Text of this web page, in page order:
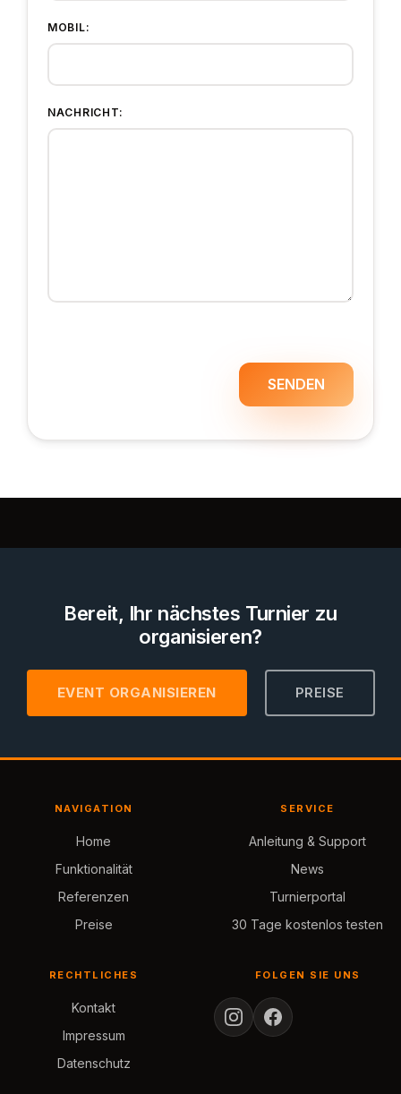
MOBIL:
NACHRICHT:
SENDEN
Bereit, Ihr nächstes Turnier zu
organisieren?
EVENT ORGANISIEREN PREISE
NAVIGATION
Home
Funktionalität
Referenzen
Preise
SERVICE
Anleitung & Support
News
Turnierportal
30 Tage kostenlos testen
RECHTLICHES
Kontakt
Impressum
Datenschutz
FOLGEN SIE UNS